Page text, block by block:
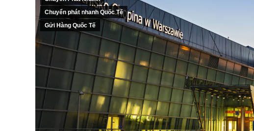
Chuyển phát nhanh Quốc Tế
Gửi Hàng Quốc Tế